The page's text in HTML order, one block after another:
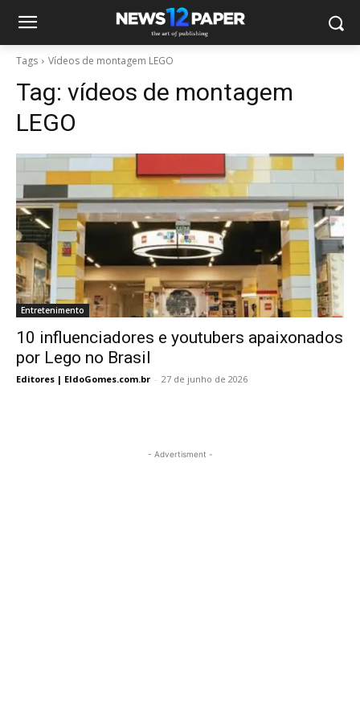
Tags Vídeos de montagem LEGO
Tag: vídeos de montagem
LEGO
Entretenimento
10 influenciadores e youtubers apaixonados
por Lego no Brasil
Editores | EldoGomes.com.br - 27 de junho de 2026
- Advertisment -